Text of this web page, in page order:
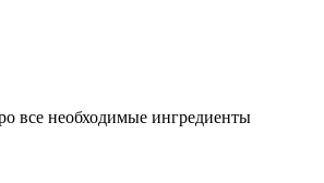
все необходимые ингредиенты